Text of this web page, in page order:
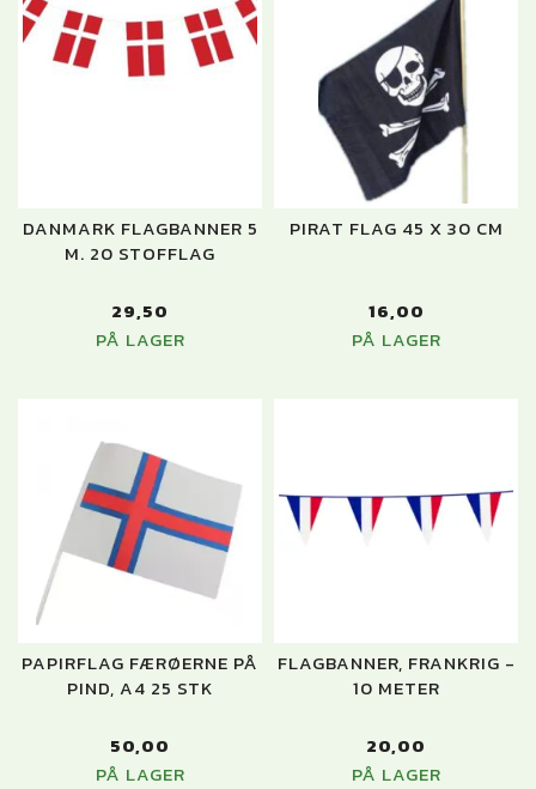
DANMARK FLAGBANNER 5
M. 20 STOFFLAG
29,50
PÅ LAGER
PIRAT FLAG 45 X 30 CM
16,00
PÅ LAGER
PAPIRFLAG FÆRØERNE PÅ
PIND, A4 25 STK
50,00
PÅ LAGER
FLAGBANNER, FRANKRIG -
10 METER
20,00
PÅ LAGER